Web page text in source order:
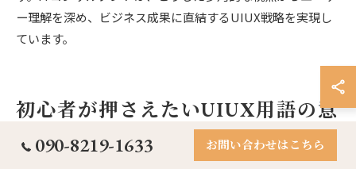
ー理解を深め、ビジネス成果に直結するUIUX戦略を実現し
ています。
初心者が押さえたいUIUX用語の意
味090-8219-1633 お問い合わせはこちら